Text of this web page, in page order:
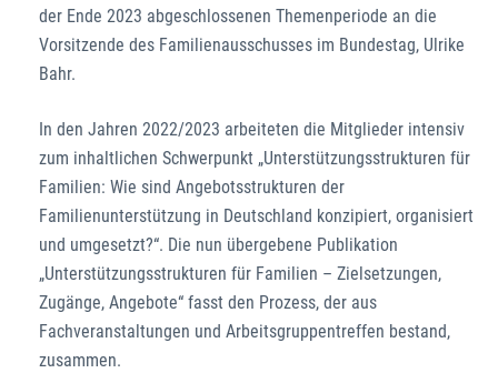
der Ende 2023 abgeschlossenen Themenperiode an die
Vorsitzende des Familienausschusses im Bundestag, Ulrike
Bahr.
In den Jahren 2022/2023 arbeiteten die Mitglieder intensiv
zum inhaltlichen Schwerpunkt „Unterstützungsstrukturen für
Familien: Wie sind Angebotsstrukturen der
Familienunterstützung in Deutschland konzipiert, organisiert
und umgesetzt?“. Die nun übergebene Publikation
„Unterstützungsstrukturen für Familien – Zielsetzungen,
Zugänge, Angebote“ fasst den Prozess, der aus
Fachveranstaltungen und Arbeitsgruppentreffen bestand,
zusammen.